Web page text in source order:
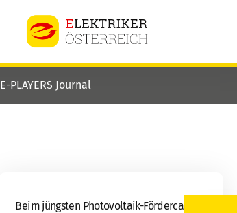
E-PLAYERS Journal
Beim jüngsten Photovoltaik-Fördercall